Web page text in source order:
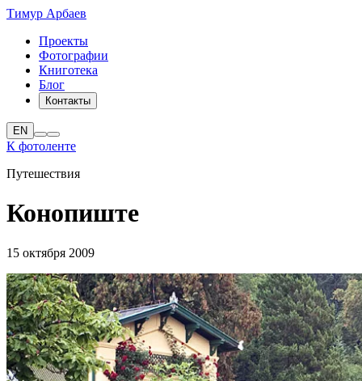
Тимур Арбаев
Проекты
Фотографии
Книготека
Блог
Контакты
EN
К фотоленте
Путешествия
Конопиште
15 октября 2009